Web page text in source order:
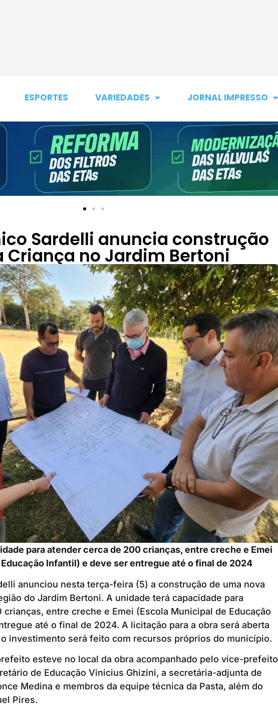
ESPORTES VARIEDADES JORNAL IMPRESSO
Sardelli anuncia construção
Criança no Jardim Bertoni
para atender cerca de 200 crianças, entre creche e Emei
Infantil) e deve ser entregue até o final de 2024
anunciou nesta terça-feira (5) a construção de uma nova
do Jardim Bertoni. A unidade terá capacidade para
entre creche e Emei (Escola Municipal de Educação
até o final de 2024. A licitação para a obra será aberta
investimento será feito com recursos próprios do município.
esteve no local da obra acompanhado pelo vice-prefeito
de Educação Vinicius Ghizini, a secretária-adjunta de
Medina e membros da equipe técnica da Pasta, além do
Pires.